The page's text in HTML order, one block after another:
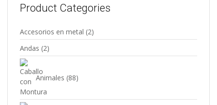
Product Categories
Accesorios en metal (2)
Andas (2)
Animales (88)